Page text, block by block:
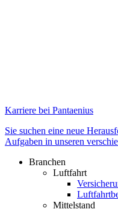
Karriere bei Pantaenius
Sie suchen eine neue
Aufgaben in unseren
Branchen
Luftfahrt
Mittelstand